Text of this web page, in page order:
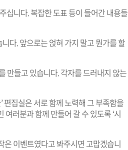
십니다. 복잡한 도표 등이 들어간 내용들
다. 앞으로는 얹혀 가지 말고 뭔가를 할
만들고 있습니다. 각자를 드러내지 않는
편집실은 서로 함께 노력해 그 부족함을
여러분과 함께 만들어 갈 수 있도록 ‘시
은 이벤트였다고 봐주시면 고맙겠습니